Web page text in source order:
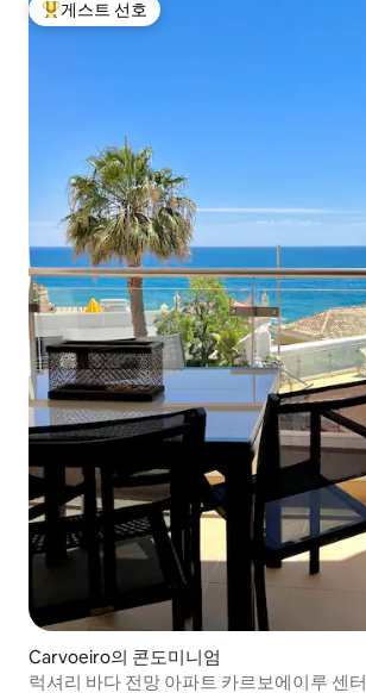
상위 게스트 선호
게스트 선호
Carvoeiro의 콘도미니엄
럭셔리 바다 전망 아파트 카르보에이루 센터